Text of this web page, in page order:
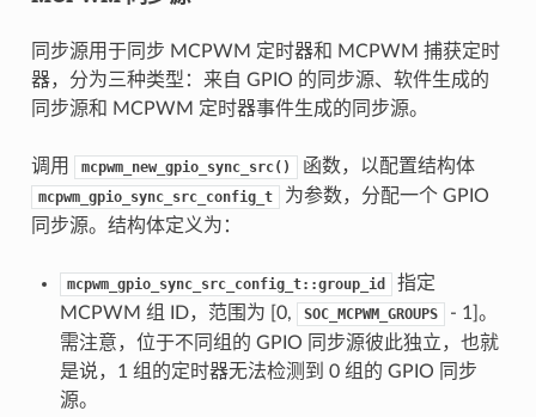
同步源用于同步 MCPWM 定时器和 MCPWM 捕获定时
器，分为三种类型：来自 GPIO 的同步源、软件生成的
同步源和 MCPWM 定时器事件生成的同步源。
调用 mcpwm_new_gpio_sync_src() 函数，以配置结构体
mcpwm_gpio_sync_src_config_t
为参数，分配一个 GPIO
同步源。结构体定义为：
mcpwm_gpio_sync_src_config_t::group_id
指定
MCPWM 组 ID，范围为 [0,
SOC_MCPWM_GROUPS
- 1]。
需注意，位于不同组的 GPIO 同步源彼此独立，也就
是说，1 组的定时器无法检测到 0 组的 GPIO 同步
源。